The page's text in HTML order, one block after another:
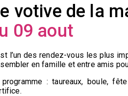
votive de la
09 aout
l’un des rendez-vous les plus
en famille et entre amis
programme : taureaux, boule,